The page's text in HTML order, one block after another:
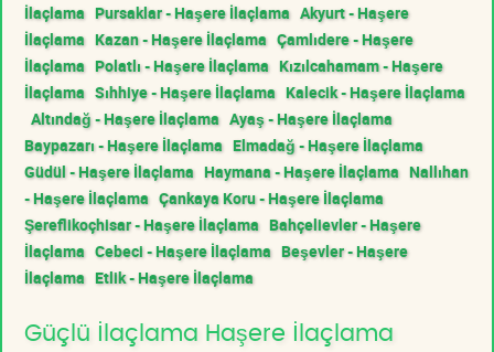
İlaçlama Pursaklar - Haşere İlaçlama Akyurt - Haşere
İlaçlama Kazan - Haşere İlaçlama Çamlıdere - Haşere
İlaçlama Polatlı - Haşere İlaçlama Kızılcahamam - Haşere
İlaçlama Sıhhiye - Haşere İlaçlama Kalecik - Haşere İlaçlama
Altındağ - Haşere İlaçlama Ayaş - Haşere İlaçlama
Baypazarı - Haşere İlaçlama Elmadağ - Haşere İlaçlama
Güdül - Haşere İlaçlama Haymana - Haşere İlaçlama Nallıhan
- Haşere İlaçlama Çankaya Koru - Haşere İlaçlama
Şereflikoçhisar - Haşere İlaçlama Bahçelievler - Haşere
İlaçlama Cebeci - Haşere İlaçlama Beşevler - Haşere
İlaçlama Etlik - Haşere İlaçlama
Güçlü İlaçlama Haşere İlaçlama